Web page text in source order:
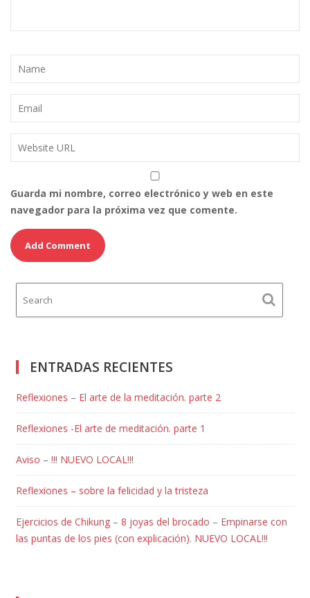
Guarda mi nombre, correo electrónico y web en este
navegador para la próxima vez que comente.
ENTRADAS RECIENTES
Reflexiones – El arte de la meditación. parte 2
Reflexiones -El arte de meditación. parte 1
Aviso – !!! NUEVO LOCAL!!!
Reflexiones – sobre la felicidad y la tristeza
Ejercicios de Chikung – 8 joyas del brocado – Empinarse con
las puntas de los pies (con explicación). NUEVO LOCAL!!!